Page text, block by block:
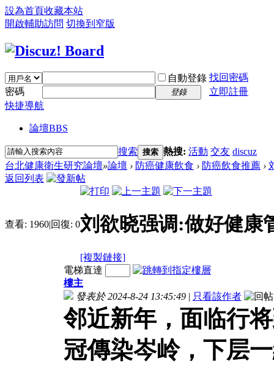
設為首頁收藏本站
開啟輔助訪問 切換到窄版
自動登錄 找回密碼
密碼
登錄
立即註冊
快捷導航
論壇BBS
搜索 搜索 熱搜: 活動 交友 discuz
台北健康衛生研究論壇»論壇 › 防癌健康飲食 › 防癌飲食推薦 ›
返回列表
查看: 1960|回復: 0刘欲晓强调:做好健康
[複製鏈接]
電梯直達
樓主
發表於 2024-8-24 13:45:49 | 只看該作者
邻近新年，面临行
冠傳染岑岭，下层